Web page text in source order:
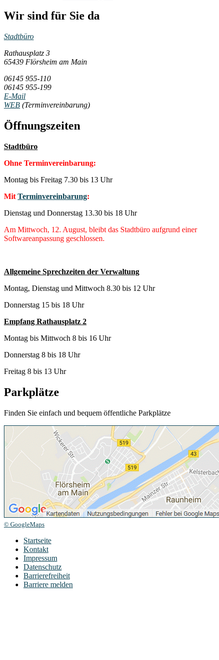
Wir sind für Sie da
Stadtbüro
Rathausplatz 3
65439 Flörsheim am Main
06145 955-110
06145 955-199
E-Mail
WEB (Terminvereinbarung)
Öffnungszeiten
Stadtbüro
Ohne Terminvereinbarung:
Montag bis Freitag 7.30 bis 13 Uhr
Mit Terminvereinbarung:
Dienstag und Donnerstag 13.30 bis 18 Uhr
Am Mittwoch, 12. August, bleibt das Stadtbüro aufgrund einer
Softwareanpassung geschlossen.
Allgemeine Sprechzeiten der Verwaltung
Montag, Dienstag und Mittwoch 8.30 bis 12 Uhr
Donnerstag 15 bis 18 Uhr
Empfang Rathausplatz 2
Montag bis Mittwoch 8 bis 16 Uhr
Donnerstag 8 bis 18 Uhr
Freitag 8 bis 13 Uhr
Parkplätze
Finden Sie einfach und bequem öffentliche Parkplätze
© GoogleMaps
Startseite
Kontakt
Impressum
Datenschutz
Barrierefreiheit
Barriere melden